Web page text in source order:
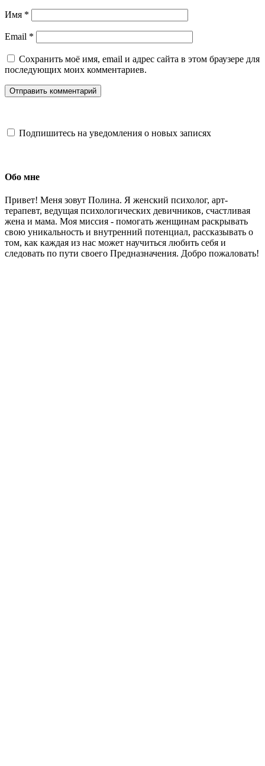
Имя *
Email *
Сохранить моё имя, email и адрес сайта в этом браузере для
последующих моих комментариев.
Подпишитесь на уведомления о новых записях
Обо мне
Привет! Меня зовут Полина. Я женский психолог, арт-
терапевт, ведущая психологических девичников, счастливая
жена и мама. Моя миссия - помогать женщинам раскрывать
свою уникальность и внутренний потенциал, рассказывать о
том, как каждая из нас может научиться любить себя и
следовать по пути своего Предназначения. Добро пожаловать!